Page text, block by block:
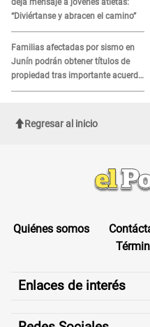
“Diviértanse y abracen el camino”
Familias afectadas por sismo en
Junín podrán obtener títulos de
propiedad tras importante acuerdo
de Cofopri
Regresar al inicio
Quiénes somos
Enlaces de interés